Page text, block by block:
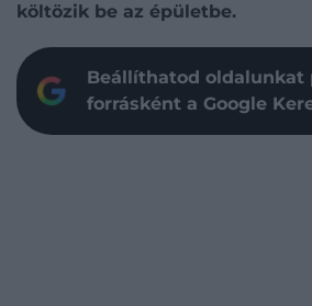
költözik be az épületbe.
Beállíthatod oldalunkat
forrásként a Google